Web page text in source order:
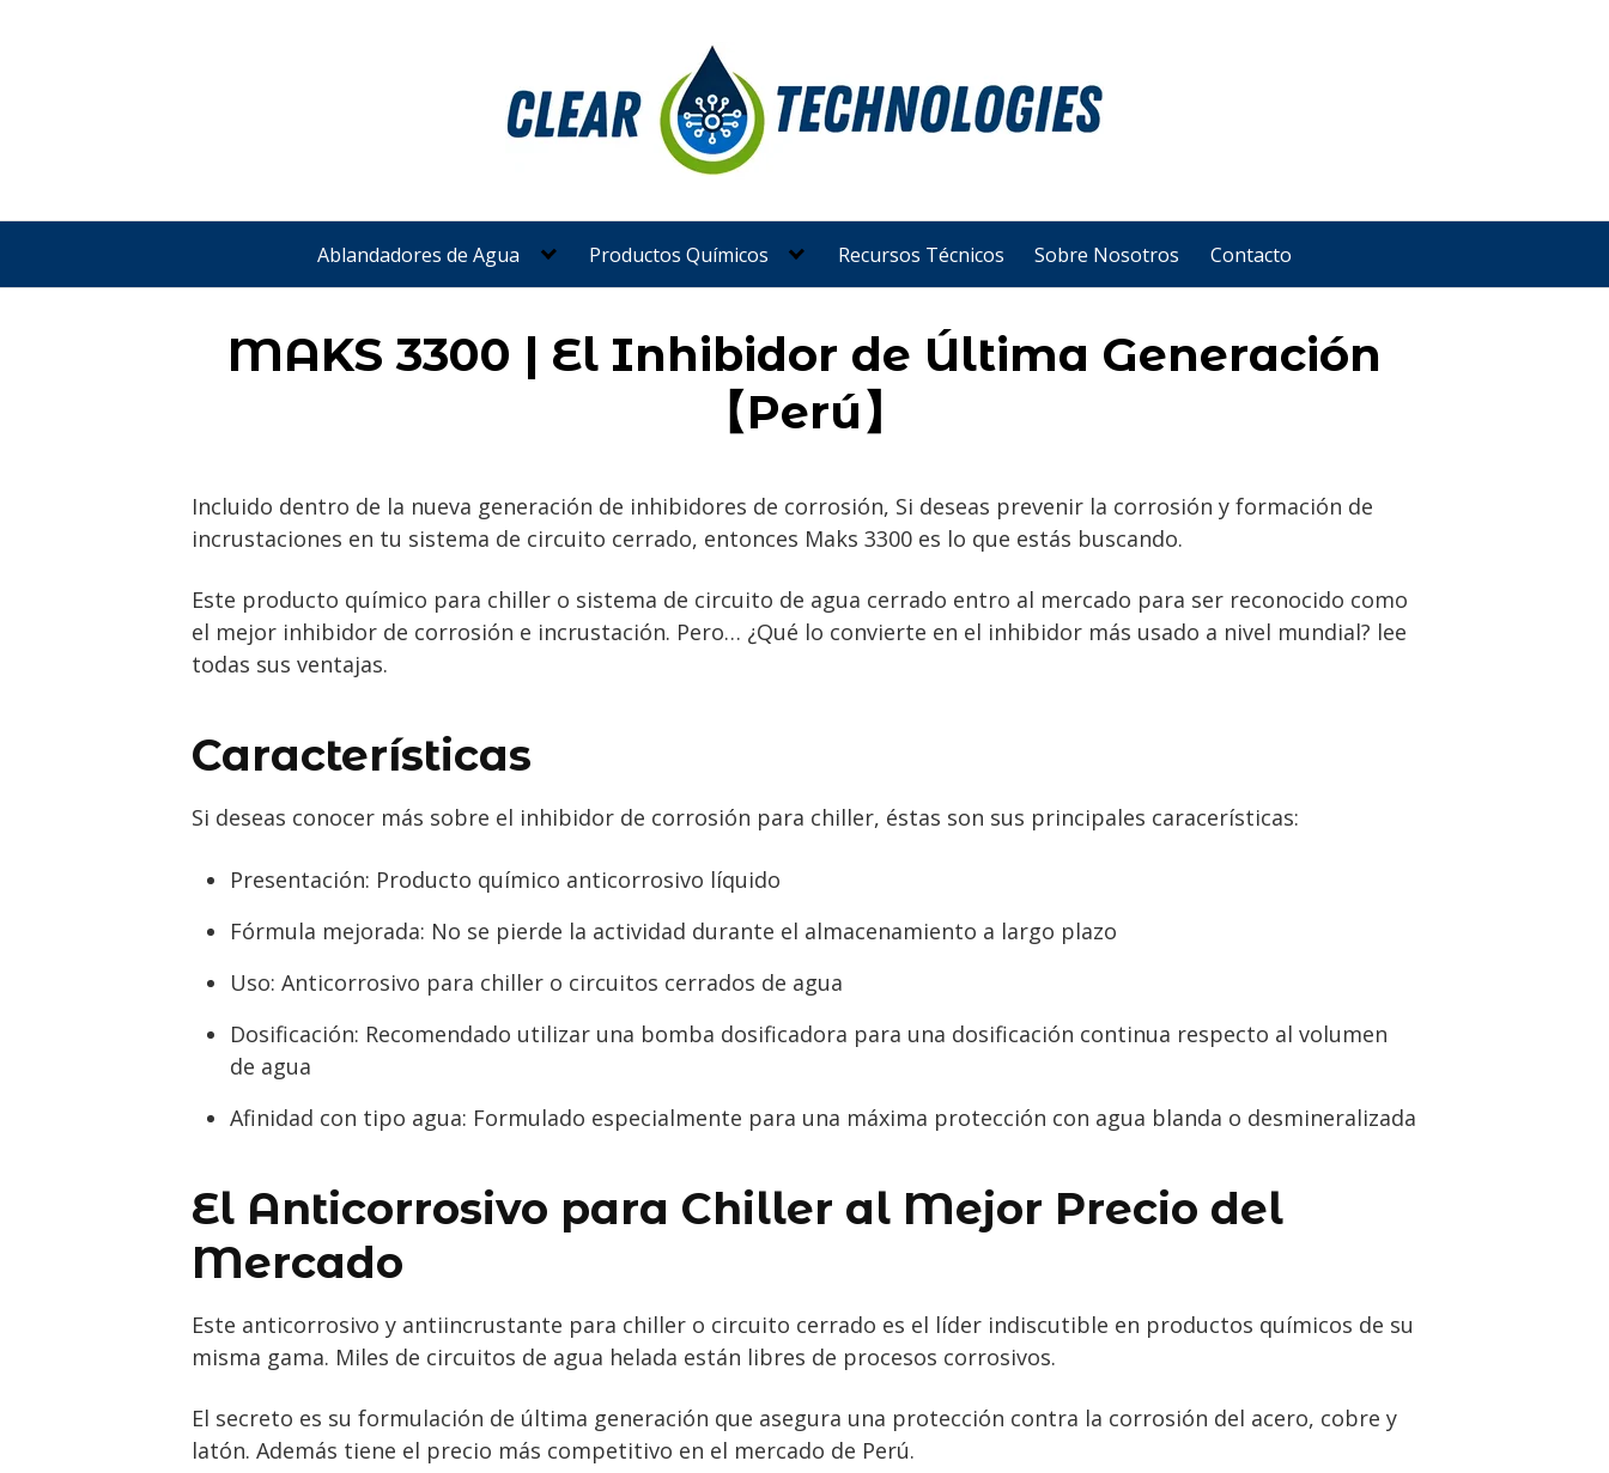
Ablandadores de Agua Productos Químicos Recursos Técnicos Sobre Nosotros Contacto
MAKS 3300 | El Inhibidor de Última Generación
【Perú】
Incluido dentro de la nueva generación de inhibidores de corrosión, Si deseas prevenir la corrosión y formación de
incrustaciones en tu sistema de circuito cerrado, entonces Maks 3300 es lo que estás buscando.
Este producto químico para chiller o sistema de circuito de agua cerrado entro al mercado para ser reconocido como
el mejor inhibidor de corrosión e incrustación. Pero… ¿Qué lo convierte en el inhibidor más usado a nivel mundial? lee
todas sus ventajas.
Características
Si deseas conocer más sobre el inhibidor de corrosión para chiller, éstas son sus principales caracerísticas:
Presentación: Producto químico anticorrosivo líquido
Fórmula mejorada: No se pierde la actividad durante el almacenamiento a largo plazo
Uso: Anticorrosivo para chiller o circuitos cerrados de agua
Dosificación: Recomendado utilizar una bomba dosificadora para una dosificación continua respecto al volumen
de agua
Afinidad con tipo agua: Formulado especialmente para una máxima protección con agua blanda o desmineralizada
El Anticorrosivo para Chiller al Mejor Precio del
Mercado
Este anticorrosivo y antiincrustante para chiller o circuito cerrado es el líder indiscutible en productos químicos de su
misma gama. Miles de circuitos de agua helada están libres de procesos corrosivos.
El secreto es su formulación de última generación que asegura una protección contra la corrosión del acero, cobre y
latón. Además tiene el precio más competitivo en el mercado de Perú.